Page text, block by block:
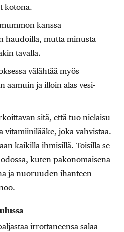
kotona.
kanssa
haudoilla, mutta minusta
tavalla.
välähtää myös
aamuin ja illoin alas vesi­
sitä, että tuo nielaisu
vitamiinilääke, joka vahvistaa.
kaikilla ihmisillä. Toisilla se
kuten pakonomaisena
ja nuoruuden ihanteen
irrottaneensa salaa